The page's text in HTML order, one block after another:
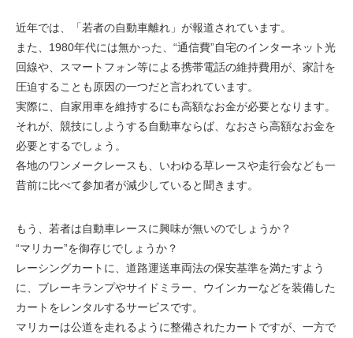
近年では、「若者の自動車離れ」が報道されています。
また、1980年代には無かった、“通信費”自宅のインターネット光
回線や、スマートフォン等による携帯電話の維持費用が、家計を
圧迫することも原因の一つだと言われています。
実際に、自家用車を維持するにも高額なお金が必要となります。
それが、競技にしようする自動車ならば、なおさら高額なお金を
必要とするでしょう。
各地のワンメークレースも、いわゆる草レースや走行会なども一
昔前に比べて参加者が減少していると聞きます。
もう、若者は自動車レースに興味が無いのでしょうか？
“マリカー”を御存じでしょうか？
レーシングカートに、道路運送車両法の保安基準を満たすよう
に、ブレーキランプやサイドミラー、ウインカーなどを装備した
カートをレンタルするサービスです。
マリカーは公道を走れるように整備されたカートですが、一方で